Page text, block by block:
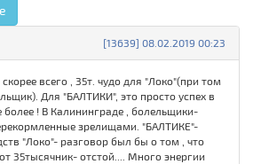
[13639] 08.02.2019 00:23
всего , 35т. чудо для "Локо"(при том
Для "БАЛТИКИ", это просто успех в
! В Калининграде , болельщики-
зрелищами. "БАЛТИКЕ"-
"Локо"- разговор был бы о том , что
35тысячник- отстой.... Много энергии